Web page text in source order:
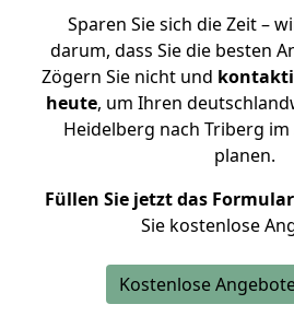
Sparen Sie sich die Zeit –
darum, dass Sie die besten
Zögern Sie nicht und
heute, um Ihren
Heidelberg nach Triberg
planen.
Füllen Sie jetzt das
Sie kostenlose
Kostenlose